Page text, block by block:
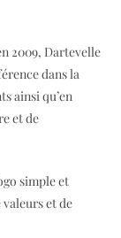
2009, Dartevelle
dans la
ainsi qu’en
et de
simple et
et de